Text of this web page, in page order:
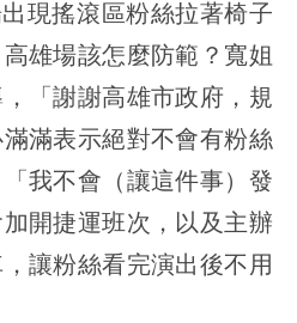
現搖滾區粉絲拉著椅子
雄場該怎麼防範？寬姐
「謝謝高雄市政府，規
滿表示絕對不會有粉絲
我不會（讓這件事）發
開捷運班次，以及主辦
讓粉絲看完演出後不用